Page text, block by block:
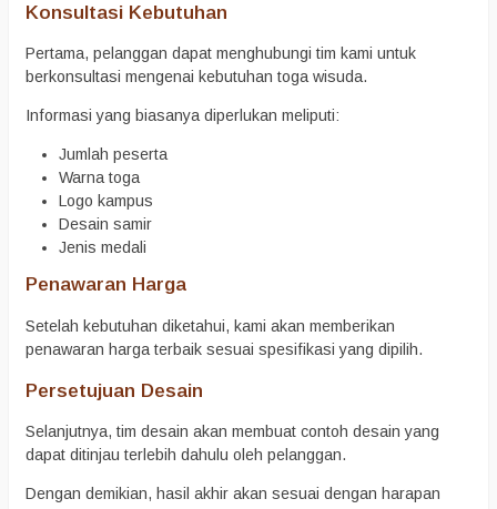
Konsultasi Kebutuhan
Pertama, pelanggan dapat menghubungi tim kami untuk
berkonsultasi mengenai kebutuhan toga wisuda.
Informasi yang biasanya diperlukan meliputi:
Jumlah peserta
Warna toga
Logo kampus
Desain samir
Jenis medali
Penawaran Harga
Setelah kebutuhan diketahui, kami akan memberikan
penawaran harga terbaik sesuai spesifikasi yang dipilih.
Persetujuan Desain
Selanjutnya, tim desain akan membuat contoh desain yang
dapat ditinjau terlebih dahulu oleh pelanggan.
Dengan demikian, hasil akhir akan sesuai dengan harapan